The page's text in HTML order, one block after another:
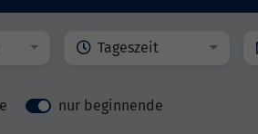
Tageszeit
nur beginnende